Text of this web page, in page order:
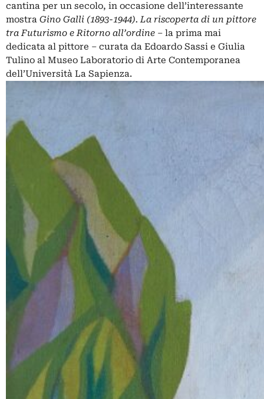
cantina per un secolo, in occasione dell’interessante
mostra Gino Galli (1893-1944). La riscoperta di un pittore
tra Futurismo e Ritorno all’ordine ‒ la prima mai
dedicata al pittore ‒ curata da Edoardo Sassi e Giulia
Tulino al Museo Laboratorio di Arte Contemporanea
dell’Università La Sapienza.